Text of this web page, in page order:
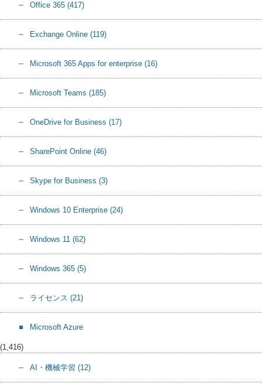
Office 365 (417)
Exchange Online (119)
Microsoft 365 Apps for enterprise (16)
Microsoft Teams (185)
OneDrive for Business (17)
SharePoint Online (46)
Skype for Business (3)
Windows 10 Enterprise (24)
Windows 11 (62)
Windows 365 (5)
ライセンス (21)
Microsoft Azure
(1,416)
AI・機械学習 (12)